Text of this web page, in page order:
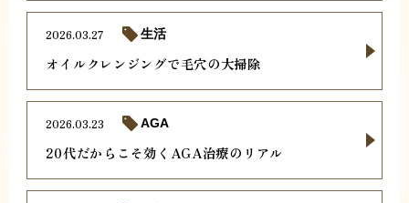
オイルクレンジングで毛穴の大掃除
2026.03.27 生活
20代だからこそ効くAGA治療のリアル
2026.03.23 AGA